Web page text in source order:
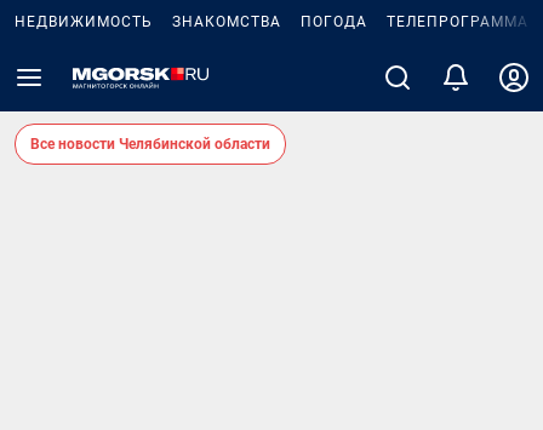
НЕДВИЖИМОСТЬ ЗНАКОМСТВА ПОГОДА ТЕЛЕПРОГРАММА
Все новости Челябинской области